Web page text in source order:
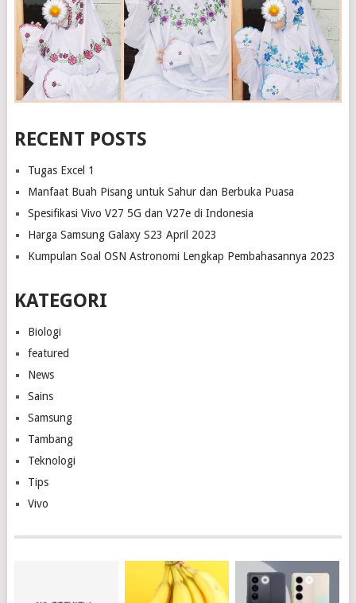
RECENT POSTS
Tugas Excel 1
Manfaat Buah Pisang untuk Sahur dan Berbuka Puasa
Spesifikasi Vivo V27 5G dan V27e di Indonesia
Harga Samsung Galaxy S23 April 2023
Kumpulan Soal OSN Astronomi Lengkap Pembahasannya 2023
KATEGORI
Biologi
featured
News
Sains
Samsung
Tambang
Teknologi
Tips
Vivo